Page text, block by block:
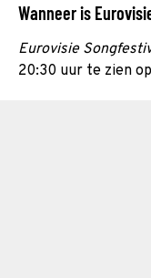
Wanneer is
Eurovisie
20:30 uur te zien op